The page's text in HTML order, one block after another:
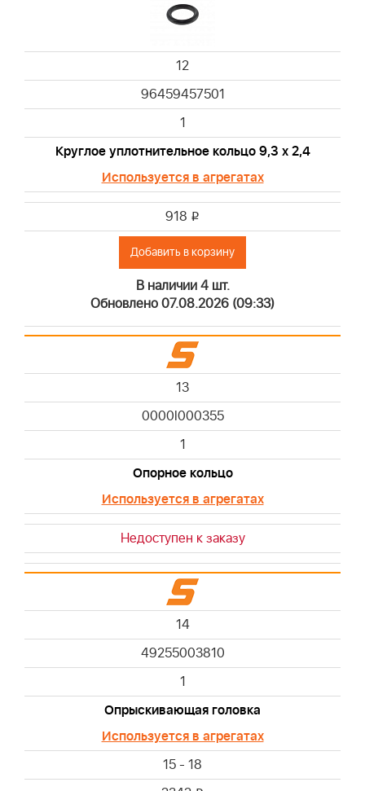
12
96459457501
1
Круглое уплотнительное кольцо 9,3 х 2,4
Используется в агрегатах
918 i
Добавить в корзину
В наличии 4 шт.
Обновлено 07.08.2026 (09:33)
13
0000I000355
1
Опорное кольцо
Используется в агрегатах
Недоступен к заказу
14
49255003810
1
Опрыскивающая головка
Используется в агрегатах
15 - 18